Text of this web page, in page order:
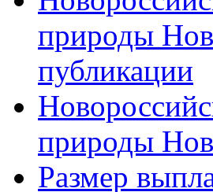
природы
публикации
природы
Размер